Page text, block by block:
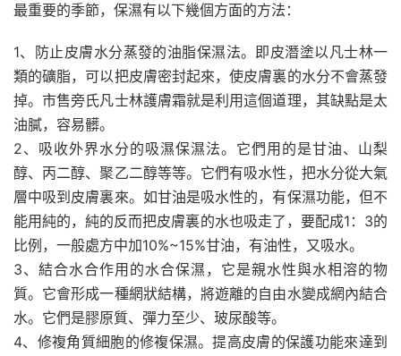
最重要的季節，保濕有以下幾個方面的方法：
1、防止皮膚水分蒸發的油脂保濕法。即皮潛塗以凡士林一
類的礦脂，可以把皮膚密封起來，使皮膚裏的水分不會蒸發
掉。市售旁氏凡士林護膚霜就是利用這個道理，其缺點是太
油膩，容易髒。
2、吸收外界水分的吸濕保濕法。它們用的是甘油、山梨
醇、丙二醇、聚乙二醇等等。它們有吸水性，把水分從大氣
層中吸到皮膚裏來。如甘油是吸水性的，有保濕功能，但不
能用純的，純的反而把皮膚裏的水也吸走了，要配成1：3的
比例，一般處方中加10%~15%甘油，有油性，又吸水。
3、結合水合作用的水合保濕，它是親水性與水相溶的物
質。它會形成一種網狀結構，將遊離的自由水變成網內結合
水。它們是膠原質、彈力至少、玻尿酸等。
4、修複角質細胞的修複保濕。提高皮膚的保護功能來達到